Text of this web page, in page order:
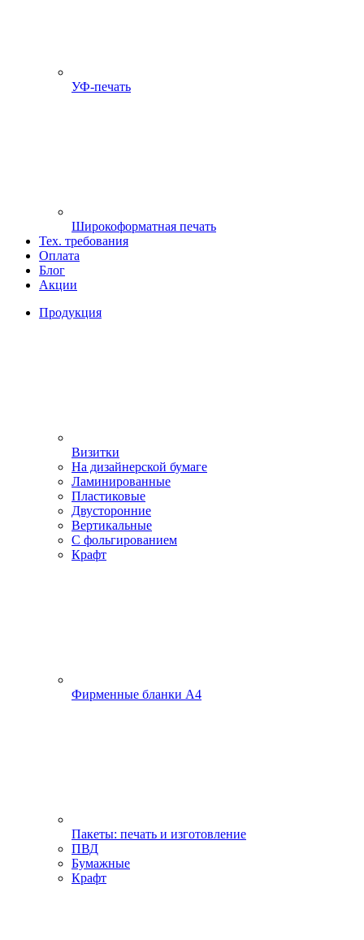
УФ-печать
Широкоформатная печать
Тех. требования
Оплата
Блог
Акции
Продукция
Визитки
На дизайнерской бумаге
Ламинированные
Пластиковые
Двусторонние
Вертикальные
С фольгированием
Крафт
Фирменные бланки А4
Пакеты: печать и изготовление
ПВД
Бумажные
Крафт